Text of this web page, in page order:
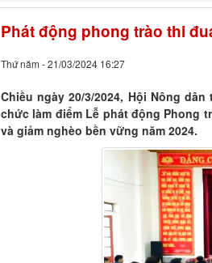
Phát động phong trào thi
Thứ năm - 21/03/2024 16:27
Chiều ngày 20/3/2024, Hội Nông
chức làm điểm Lễ phát động Phong
và giảm nghèo bền vững năm 2024.